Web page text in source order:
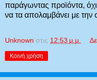
παράγωντας προϊόντα,
να τα απολαμβάνει με την
Unknown στις 12:53 μ.μ.
Κοινή χρήση